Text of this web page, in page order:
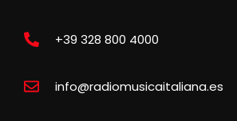
+39 328 800 4000
info@radiomusicaitaliana.es